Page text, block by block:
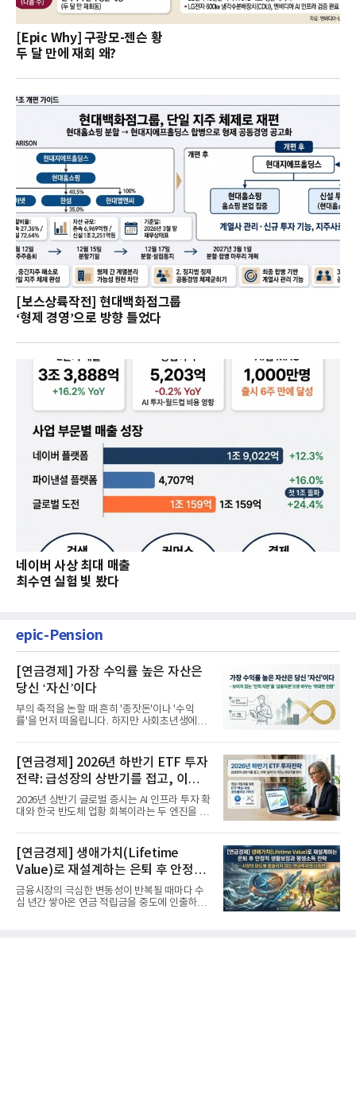
[Epic Why] 구광모-젠슨 황
두 달 만에 재회 왜?
[보스상륙작전] 현대백화점그룹
‘형제 경영’으로 방향 틀었다
네이버 사상 최대 매출
최수연 실험 빛 봤다
epic-Pension
[연금경제] 가장 수익률 높은 자산은
당신 ‘자신’이다
부의 축적을 논할 때 흔히 '종잣돈'이나 '수익
률'을 먼저 떠올립니다. 하지만 사회초년생에게
[연금경제] 2026년 하반기 ETF 투자
전략: 급성장의 상반기를 접고, 이제
'실적'이 가르는 하반기를 맞다
2026년 상반기 글로벌 증시는 AI 인프라 투자 확
대와 한국 반도체 업황 회복이라는 두 엔진을 달
[연금경제] 생애가치(Lifetime
Value)로 재설계하는 은퇴 후 안정적
생활보장과 평생소득 전략
금융시장의 극심한 변동성이 반복될 때마다 수
십 년간 쌓아온 연금 적립금을 중도에 인출하거